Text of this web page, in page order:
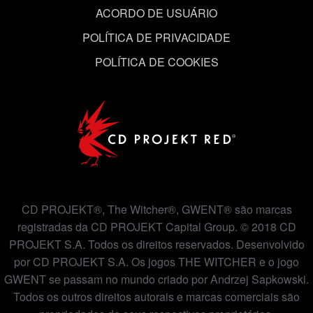
ACORDO DE USUÁRIO
POLÍTICA DE PRIVACIDADE
POLÍTICA DE COOKIES
CD PROJEKT®, The Witcher®, GWENT® são marcas
registradas da CD PROJEKT Capital Group. © 2018 CD
PROJEKT S.A. Todos os direitos reservados. Desenvolvido
por CD PROJEKT S.A. Os jogos THE WITCHER e o jogo
GWENT se passam no mundo criado por Andrzej Sapkowski.
Todos os outros direitos autorais e marcas comerciais são